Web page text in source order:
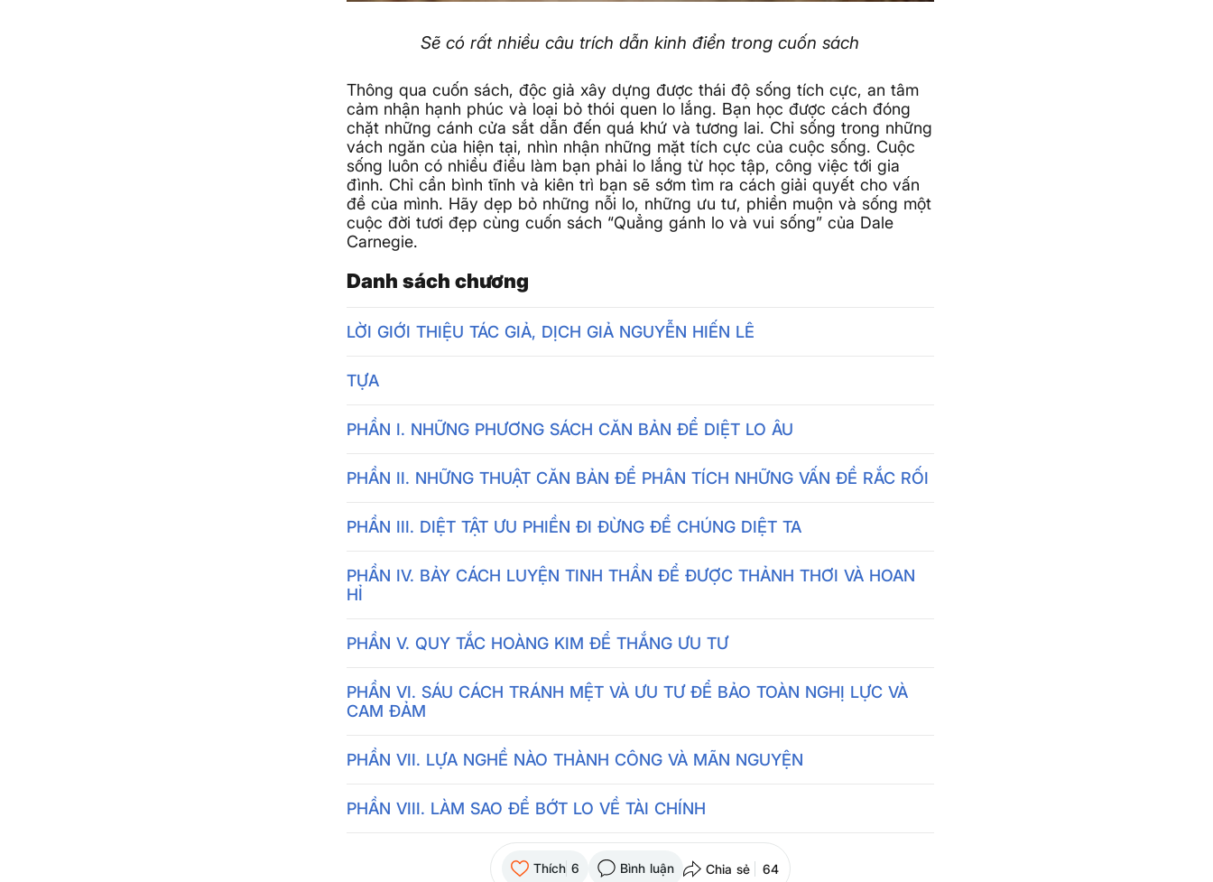
Sẽ có rất nhiều câu trích dẫn kinh điển trong cuốn sách
Thông qua cuốn sách, độc giả xây dựng được thái độ sống tích cực, an tâm
cảm nhận hạnh phúc và loại bỏ thói quen lo lắng. Bạn học được cách đóng
chặt những cánh cửa sắt dẫn đến quá khứ và tương lai. Chỉ sống trong những
vách ngăn của hiện tại, nhìn nhận những mặt tích cực của cuộc sống. Cuộc
sống luôn có nhiều điều làm bạn phải lo lắng từ học tập, công việc tới gia
đình. Chỉ cần bình tĩnh và kiên trì bạn sẽ sớm tìm ra cách giải quyết cho vấn
đề của mình. Hãy dẹp bỏ những nỗi lo, những ưu tư, phiền muộn và sống một
cuộc đời tươi đẹp cùng cuốn sách “Quẳng gánh lo và vui sống” của Dale
Carnegie.
Danh sách chương
LỜI GIỚI THIỆU TÁC GIẢ, DỊCH GIẢ NGUYỄN HIẾN LÊ
TỰA
PHẦN I. NHỮNG PHƯƠNG SÁCH CĂN BẢN ĐỂ DIỆT LO ÂU
PHẦN II. NHỮNG THUẬT CĂN BẢN ĐỂ PHÂN TÍCH NHỮNG VẤN ĐỀ RẮC RỐI
PHẦN III. DIỆT TẬT ƯU PHIỀN ĐI ĐỪNG ĐỂ CHÚNG DIỆT TA
PHẦN IV. BẢY CÁCH LUYỆN TINH THẦN ĐỂ ĐƯỢC THẢNH THƠI VÀ HOAN
HỈ
PHẦN V. QUY TẮC HOÀNG KIM ĐỂ THẮNG ƯU TƯ
PHẦN VI. SÁU CÁCH TRÁNH MỆT VÀ ƯU TƯ ĐỂ BẢO TOÀN NGHỊ LỰC VÀ
CAM ĐẢM
PHẦN VII. LỰA NGHỀ NÀO THÀNH CÔNG VÀ MÃN NGUYỆN
PHẦN VIII. LÀM SAO ĐỂ BỚT LO VỀ TÀI CHÍNH
Thích 6 Bình luận Chia sẻ 64